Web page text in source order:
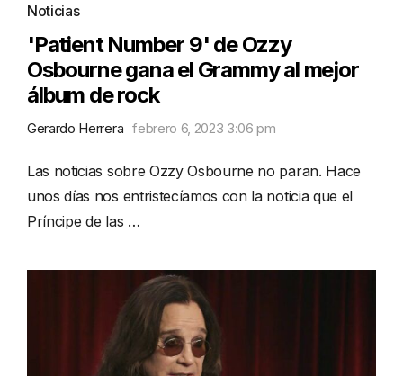
Noticias
'Patient Number 9' de Ozzy
Osbourne gana el Grammy al mejor
álbum de rock
Gerardo Herrera febrero 6, 2023 3:06 pm
Las noticias sobre Ozzy Osbourne no paran. Hace
unos días nos entristecíamos con la noticia que el
Príncipe de las …